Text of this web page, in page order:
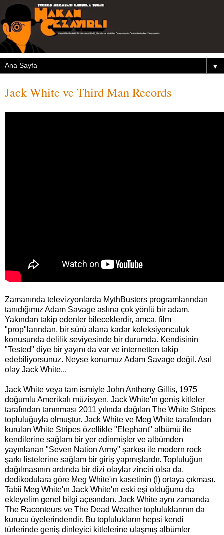
▼
Jack White ve Third Man Records
Zamanında televizyonlarda MythBusters programlarından
tanıdığımız Adam Savage aslına çok yönlü bir adam.
Yakından takip edenler bileceklerdir, amca, film
"prop"larından, bir sürü alana kadar koleksiyonculuk
konusunda delilik seviyesinde bir durumda. Kendisinin
"Tested" diye bir yayını da var ve internetten takip
edebiliyorsunuz. Neyse konumuz Adam Savage değil. Asıl
olay Jack White...
Jack White veya tam ismiyle John Anthony Gillis, 1975
doğumlu Amerikalı müzisyen. Jack White'ın geniş kitleler
tarafından tanınması 2011 yılında dağılan The White Stripes
topluluğuyla olmuştur. Jack White ve Meg White tarafından
kurulan White Stripes özellikle "Elephant" albümü ile
kendilerine sağlam bir yer edinmişler ve albümden
yayınlanan "Seven Nation Army" şarkısı ile modern rock
şarkı listelerine sağlam bir giriş yapmışlardır. Topluluğun
dağılmasının ardında bir dizi olaylar zinciri olsa da,
dedikodulara göre Meg White'ın kasetinin (!) ortaya çıkması.
Tabii Meg White'ın Jack White'ın eski eşi olduğunu da
ekleyelim genel bilgi açısından. Jack White aynı zamanda
The Raconteurs ve The Dead Weather topluluklarının da
kurucu üyelerindendir. Bu toplulukların hepsi kendi
türlerinde geniş dinleyici kitlelerine ulaşmış albümler